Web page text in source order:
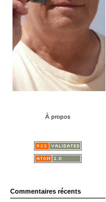
À propos
Commentaires récents